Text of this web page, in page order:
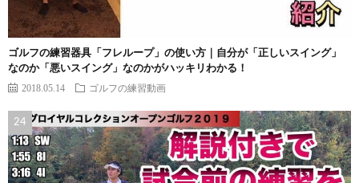
ゴルフの練習器具「フレループ」の使い方｜自分が「正しいスイング」
なのか「悪いスイング」なのかがハッキリわかる！
2018.05.14 ゴルフの練習動画